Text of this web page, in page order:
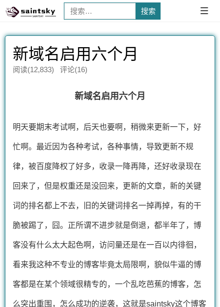
搜
索：
已
展
新域名启用六个月
阅读(12,833) 评论(16)
新域名启用六个月
明天要期末考试啊，后天也要啊，稍微来更新一下，好
忙啊。最近因为各种考试，各种事情，导致更新不规
律，被百度降权了好多，收录一降再降，还好收录现在
回来了，但是权重还是没回来，更新的文章，新的关键
词的排名都上不去，旧的关键词排名一掉再掉，有的干
脆被踢了，囧。正所谓不进步就是倒退，都半年了，博
客没有什么太大起色啊，访问量还是在一百以内徘徊，
看来我这种不专业的博客毕竟太局限啊，貌似牛逼的博
客都是在某个领域很精专的，一个乱吃芭蕉的博客，怎
么突出重围，怎么成功的逆袭，这就是saintsky这个博客